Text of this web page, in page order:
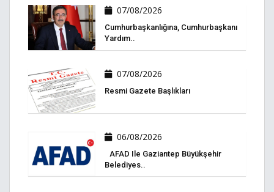
07/08/2026
Cumhurbaşkanlığına, Cumhurbaşkanı
Yardım..
07/08/2026
Resmi Gazete Başlıkları
06/08/2026
AFAD Ile Gaziantep Büyükşehir
Belediyes..